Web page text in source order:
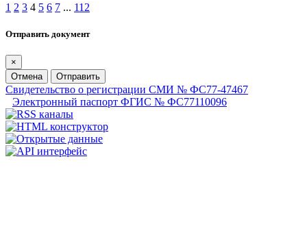
1 2 3 4 5 6 7 ... 112
Отправить документ
×
Отмена
Отправить
Свидетельство о регистрации СМИ № ФС77-47467
Электронный паспорт ФГИС № ФС77110096